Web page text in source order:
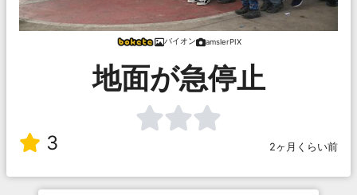
バイオン amslerPIX
地面が急停止
3 2ヶ月くらい前